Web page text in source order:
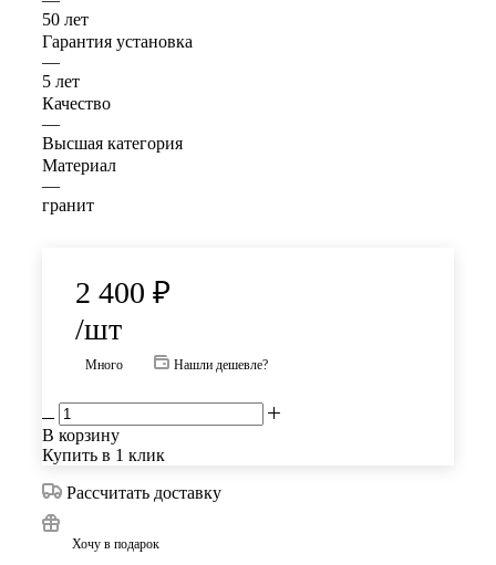
50 лет
Гарантия установка
—
5 лет
Качество
—
Высшая категория
Материал
—
гранит
2 400 ₽
/шт
Много Нашли дешевле?
В корзину
Купить в 1 клик
Рассчитать доставку
Хочу в подарок